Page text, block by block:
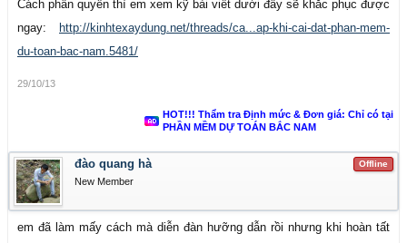
Cách phân quyền thì em xem kỹ bài viết dưới đây sẽ khắc phục được
ngay:
http://kinhtexaydung.net/threads/ca...ap-khi-cai-dat-phan-mem-
du-toan-bac-nam.5481/
29/10/13
HOT!!! Thẩm tra Định mức & Đơn giá: Chỉ có tại
PHẦN MỀM DỰ TOÁN BẮC NAM
Offline
đào quang hà
New Member
em đã làm mấy cách mà diễn đàn hưỡng dẫn rồi nhưng khi hoàn tất